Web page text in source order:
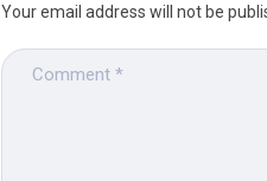
Your email address will not be